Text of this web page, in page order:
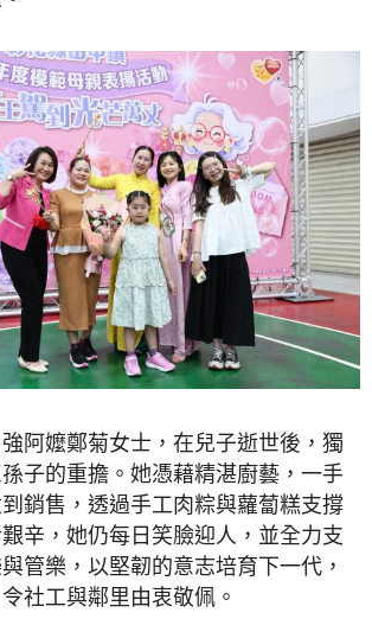
阿嬤鄭菊女士，在兒子逝世後，獨
子的重擔。她憑藉精湛廚藝，一手
銷售，透過手工肉粽與蘿蔔糕支撐
辛，她仍每日笑臉迎人，並全力支
管樂，以堅韌的意志培育下一代，
社工與鄰里由衷敬佩。